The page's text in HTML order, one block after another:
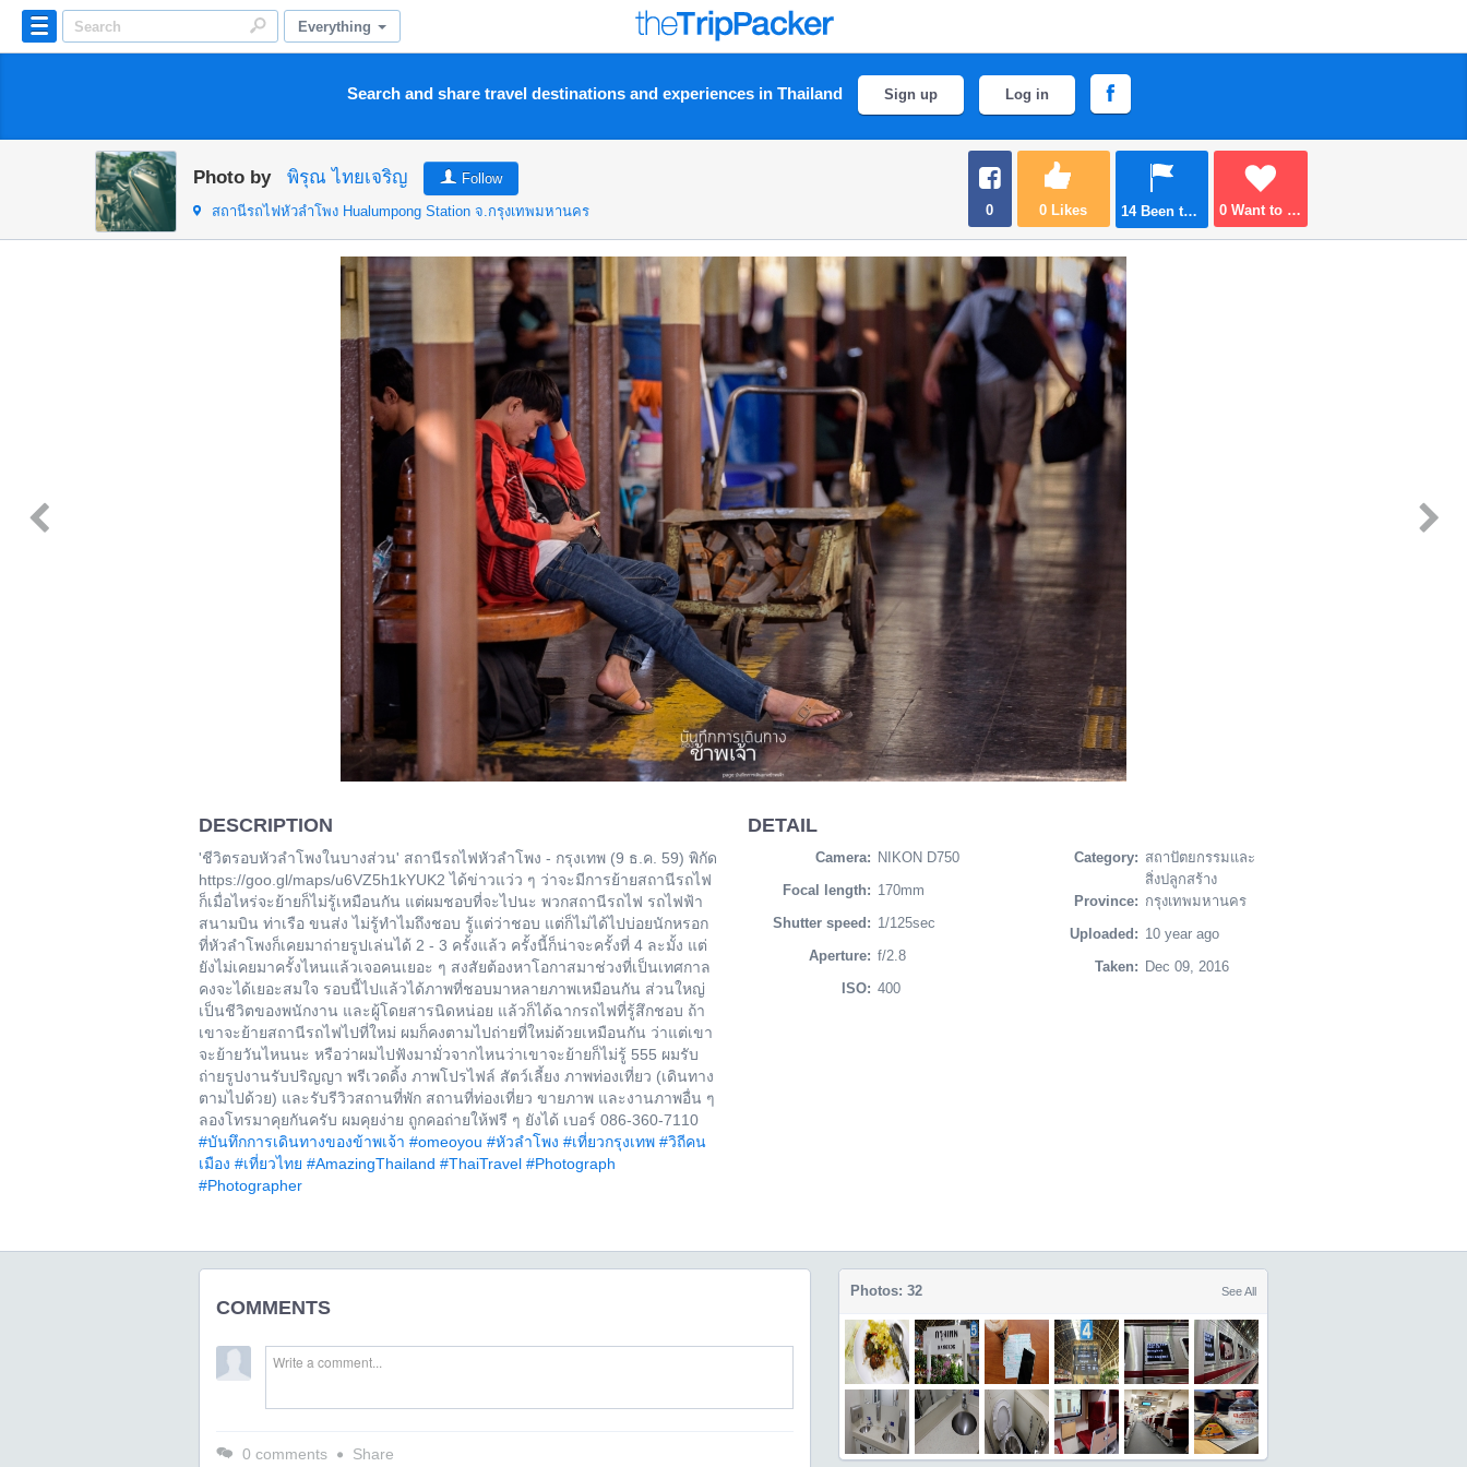
Everything
Search and share travel destinations and experiences in Thailand Sign up Log in
Photo by พิรุณ ไทยเจริญ
Follow
สถานีรถไฟหัวลำโพง Hualumpong Station จ.กรุงเทพมหานคร 0 0 Likes 14Been there 0 Want to go
DESCRIPTION
'ชีวิตรอบหัวลำโพงในบางส่วน' สถานีรถไฟหัวลำโพง - กรุงเทพ (9 ธ.ค. 59) พิกัด
https://goo.gl/maps/u6VZ5h1kYUK2 ได้ข่าวแว่ว ๆ ว่าจะมีการย้ายสถานีรถไฟ
ก็เมื่อไหร่จะย้ายก็ไม่รู้เหมือนกัน แต่ผมชอบที่จะไปนะ พวกสถานีรถไฟ รถไฟฟ้า
สนามบิน ท่าเรือ ขนส่ง ไม่รู้ทำไมถึงชอบ รู้แต่ว่าชอบ แต่ก็ไม่ได้ไปบ่อยนักหรอก
ที่หัวลำโพงก็เคยมาถ่ายรูปเล่นได้ 2 - 3 ครั้งแล้ว ครั้งนี้ก็น่าจะครั้งที่ 4 ละมั้ง แต่
ยังไม่เคยมาครั้งไหนแล้วเจอคนเยอะ ๆ สงสัยต้องหาโอกาสมาช่วงที่เป็นเทศกาล
คงจะได้เยอะสมใจ รอบนี้ไปแล้วได้ภาพที่ชอบมาหลายภาพเหมือนกัน ส่วนใหญ่
เป็นชีวิตของพนักงาน และผู้โดยสารนิดหน่อย แล้วก็ได้ฉากรถไฟที่รู้สึกชอบ ถ้า
เขาจะย้ายสถานีรถไฟไปที่ใหม่ ผมก็คงตามไปถ่ายที่ใหม่ด้วยเหมือนกัน ว่าแต่เขา
จะย้ายวันไหนนะ หรือว่าผมไปฟังมามั่วจากไหนว่าเขาจะย้ายก็ไม่รู้ 555 ผมรับ
ถ่ายรูปงานรับปริญญา พรีเวดดิ้ง ภาพโปรไฟล์ สัตว์เลี้ยง ภาพท่องเที่ยว (เดินทาง
ตามไปด้วย) และรับรีวิวสถานที่พัก สถานที่ท่องเที่ยว ขายภาพ และงานภาพอื่น ๆ
ลองโทรมาคุยกันครับ ผมคุยง่าย ถูกคอถ่ายให้ฟรี ๆ ยังได้ เบอร์ 086-360-7110
#บันทึกการเดินทางของข้าพเจ้า #omeoyou #หัวลำโพง #เที่ยวกรุงเทพ #วิถีคน
เมือง #เที่ยวไทย #AmazingThailand #ThaiTravel #Photograph
#Photographer
DETAIL
Camera: NIKON D750
Focal length: 170mm
Shutter speed: 1/125sec
Aperture: f/2.8
ISO: 400
Category: สถาปัตยกรรมและ
สิ่งปลูกสร้าง
Province: กรุงเทพมหานคร
Uploaded: 10 year ago
Taken: Dec 09, 2016
COMMENTS
0 comments Share
Photos: 32 See All